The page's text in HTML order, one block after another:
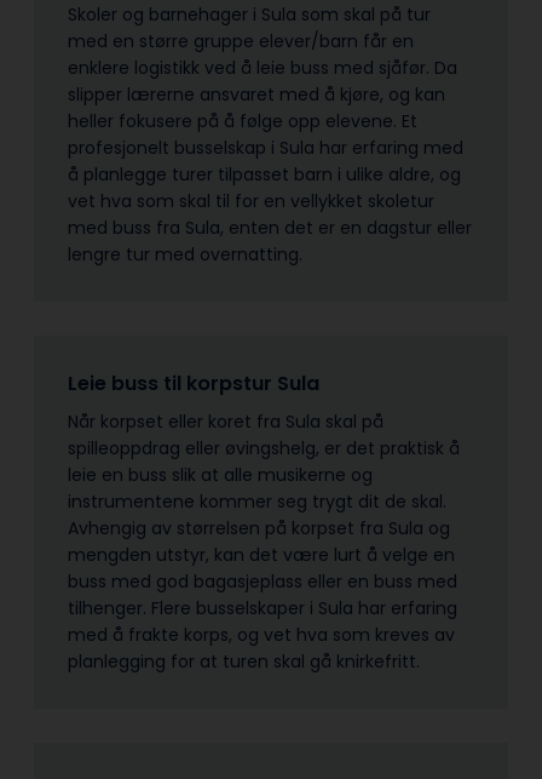
Skoler og barnehager i Sula som skal på tur
med en større gruppe elever/barn får en
enklere logistikk ved å leie buss med sjåfør. Da
slipper lærerne ansvaret med å kjøre, og kan
heller fokusere på å følge opp elevene. Et
profesjonelt busselskap i Sula har erfaring med
å planlegge turer tilpasset barn i ulike aldre, og
vet hva som skal til for en vellykket skoletur
med buss fra Sula, enten det er en dagstur eller
lengre tur med overnatting.
Leie buss til korpstur Sula
Når korpset eller koret fra Sula skal på
spilleoppdrag eller øvingshelg, er det praktisk å
leie en buss slik at alle musikerne og
instrumentene kommer seg trygt dit de skal.
Avhengig av størrelsen på korpset fra Sula og
mengden utstyr, kan det være lurt å velge en
buss med god bagasjeplass eller en buss med
tilhenger. Flere busselskaper i Sula har erfaring
med å frakte korps, og vet hva som kreves av
planlegging for at turen skal gå knirkefritt.